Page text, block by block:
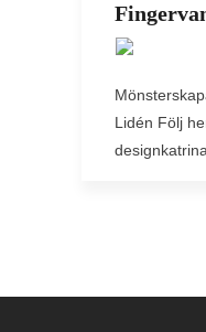
Lidén Följ